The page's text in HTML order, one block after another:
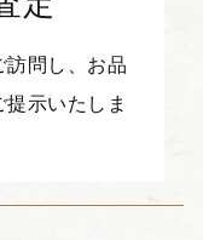
訪問し、お品
示いたしま